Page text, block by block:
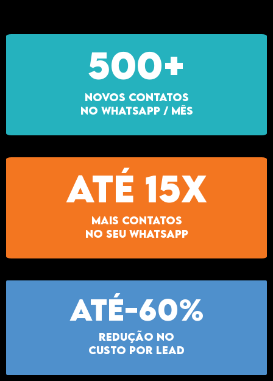
500+
NOVOS CONTATOS
NO WHATSAPP / MÊS
ATÉ 15X
Mais contatos
no seu whatsapp
Até-60%
redução no
custo por lead